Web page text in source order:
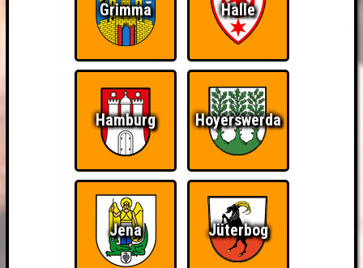
Grimma Halle
Hamburg Hoyerswerda
Jena Jüterbog